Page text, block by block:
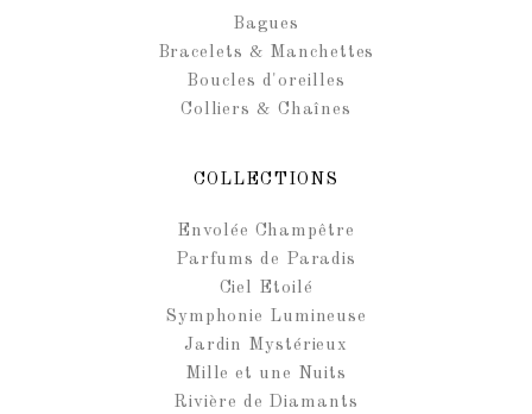
Bagues
Bracelets & Manchettes
Boucles d'oreilles
Colliers & Chaînes
COLLECTIONS
Envolée Champêtre
Parfums de Paradis
Ciel Etoilé
Symphonie Lumineuse
Jardin Mystérieux
Mille et une Nuits
Rivière de Diamants